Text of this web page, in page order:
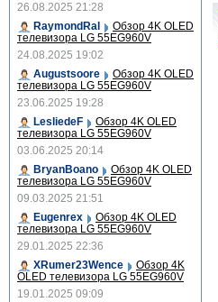
26.08.2025 21:28
RaymondRal
Обзор 4K OLED
телевизора LG 55EG960V
24.08.2025 19:02
Augustsoore
Обзор 4K OLED
телевизора LG 55EG960V
23.06.2025 19:28
LesliedeF
Обзор 4K OLED
телевизора LG 55EG960V
03.06.2025 20:14
BryanBoano
Обзор 4K OLED
телевизора LG 55EG960V
09.03.2025 21:51
Eugenrex
Обзор 4K OLED
телевизора LG 55EG960V
29.01.2025 22:36
XRumer23Wence
Обзор 4K
OLED телевизора LG 55EG960V
19.01.2025 09:09